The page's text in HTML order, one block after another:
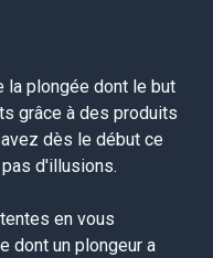
la plongée dont le but
grâce à des produits
dès le début ce
d'illusions.
en vous
dont un plongeur a